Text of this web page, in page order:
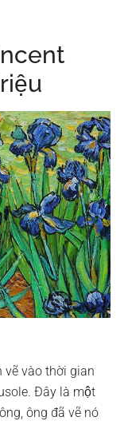
vẽ vào thời gian
Đây là một
ông đã vẽ nó